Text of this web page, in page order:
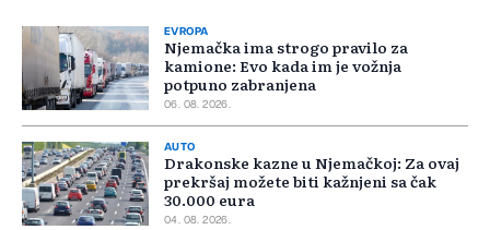
EVROPA
Njemačka ima strogo pravilo za
kamione: Evo kada im je vožnja
potpuno zabranjena
06. 08. 2026.
AUTO
Drakonske kazne u Njemačkoj: Za ovaj
prekršaj možete biti kažnjeni sa čak
30.000 eura
04. 08. 2026.